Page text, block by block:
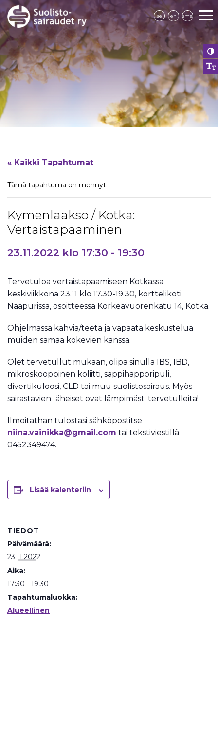
se en sme
« Kaikki Tapahtumat
Tämä tapahtuma on mennyt.
Kymenlaakso / Kotka:
Vertaistapaaminen
23.11.2022 klo 17:30 - 19:30
Tervetuloa vertaistapaamiseen Kotkassa
keskiviikkona 23.11 klo 17.30-19.30, korttelikoti
Naapurissa, osoitteessa Korkeavuorenkatu 14, Kotka.
Ohjelmassa kahvia/teetä ja vapaata keskustelua
muiden samaa kokevien kanssa.
Olet tervetullut mukaan, olipa sinulla IBS, IBD,
mikroskooppinen koliitti, sappihapporipuli,
divertikuloosi, CLD tai muu suolistosairaus. Myös
sairastavien läheiset ovat lämpimästi tervetulleita!
Ilmoitathan tulostasi sähköpostitse
niina.vainikka@gmail.com tai tekstiviestillä
0452349474.
Lisää kalenteriin
TIEDOT
Päivämäärä:
23.11.2022
Aika:
17:30 - 19:30
Tapahtumaluokka:
Alueellinen